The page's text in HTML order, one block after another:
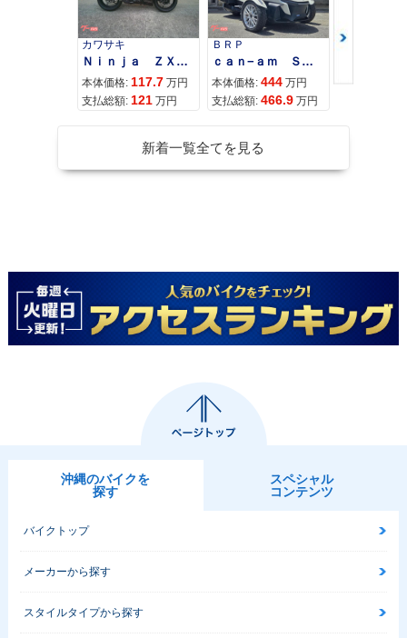
カワサキ
Ｎｉｎｊａ ＺＸ−４Ｒ ＳＥ
本体価格: 117.7 万円
支払総額: 121 万円
ＢＲＰ
ｃａｎ−ａｍ ＳＰＹＤＥＲ ＲＴ ＬＩＭＩＴＥＤ
本体価格: 444 万円
支払総額: 466.9 万円
スズキ
本体価格:
新着一覧全てを見る
沖縄のバイクを
探す
スペシャル
コンテンツ
バイクトップ
メーカーから探す
スタイルタイプから探す